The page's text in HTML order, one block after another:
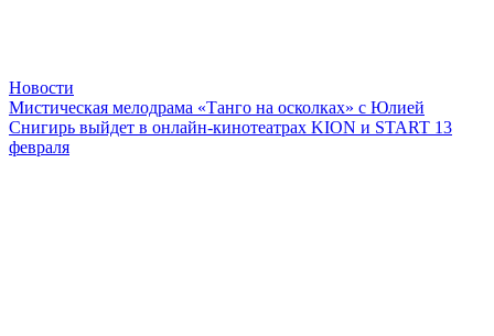
Новости
Мистическая мелодрама «Танго на осколках» с Юлией
Снигирь выйдет в онлайн-кинотеатрах KION и START 13
февраля